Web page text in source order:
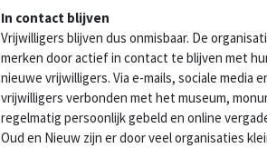
In contact blijven
Vrijwilligers blijven dus onmisbaar. De
merken door actief in contact te blijven met
nieuwe vrijwilligers. Via e-mails, sociale media
vrijwilligers verbonden met het museum,
regelmatig persoonlijk gebeld en online
Oud en Nieuw zijn er door veel organisaties